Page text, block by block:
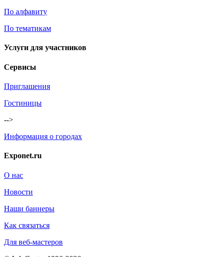
По алфавиту
По тематикам
Услуги для участников
Сервисы
Приглашения
Гостиницы
-->
Информация о городах
Exponet.ru
О нас
Новости
Наши баннеры
Как связаться
Для веб-мастеров